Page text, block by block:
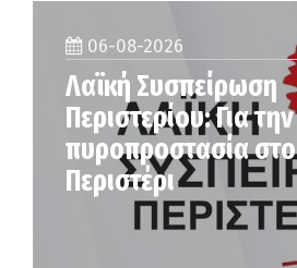
06-08-2026
Λαϊκή Συσπείρωση
Περιστερίου: Για την
πυροπροστασία στο
Περιστέρι